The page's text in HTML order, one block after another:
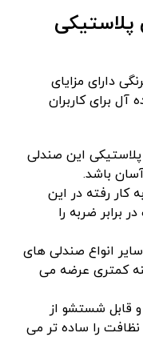
پلاستیکی
دارای مزایای
آل برای کاربران
این صندلی
باشد.
کار رفته در این
برابر ضربه را
انواع صندلی های
کمتری عرضه می
قابل شستشو از
را ساده تر می